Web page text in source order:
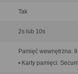
Tak
2s lub 10s
Pamięć wewnętrzna:
• Karty pamięci: